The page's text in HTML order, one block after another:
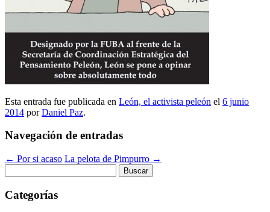
Esta entrada fue publicada en León, el activista peleón el 6 junio
2014 porDaniel Paz.
Navegación de entradas
← Por si acaso La pelota de Pimpurro →
Categorías